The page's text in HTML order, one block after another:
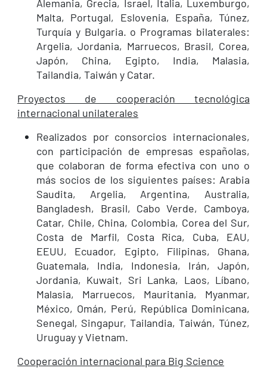
Alemania, Grecia, Israel, Italia, Luxemburgo,
Malta, Portugal, Eslovenia, España, Túnez,
Turquía y Bulgaria. o Programas bilaterales:
Argelia, Jordania, Marruecos, Brasil, Corea,
Japón, China, Egipto, India, Malasia,
Tailandia, Taiwán y Catar.
Proyectos de cooperación tecnológica
internacional unilaterales
Realizados por consorcios internacionales,
con participación de empresas españolas,
que colaboran de forma efectiva con uno o
más socios de los siguientes países: Arabia
Saudita, Argelia, Argentina, Australia,
Bangladesh, Brasil, Cabo Verde, Camboya,
Catar, Chile, China, Colombia, Corea del Sur,
Costa de Marfil, Costa Rica, Cuba, EAU,
EEUU, Ecuador, Egipto, Filipinas, Ghana,
Guatemala, India, Indonesia, Irán, Japón,
Jordania, Kuwait, Sri Lanka, Laos, Líbano,
Malasia, Marruecos, Mauritania, Myanmar,
México, Omán, Perú, República Dominicana,
Senegal, Singapur, Tailandia, Taiwán, Túnez,
Uruguay y Vietnam.
Cooperación internacional para Big Science